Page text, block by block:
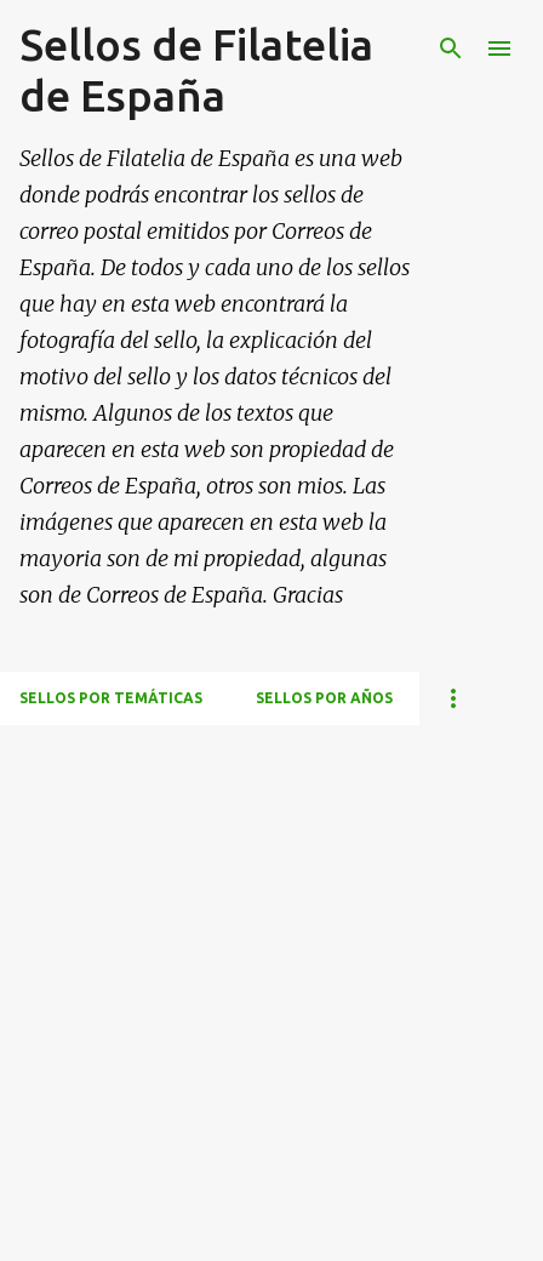
Ir al contenido principal
Sellos de Filatelia
de España
Sellos de Filatelia de España es una web
donde podrás encontrar los sellos de
correo postal emitidos por Correos de
España. De todos y cada uno de los sellos
que hay en esta web encontrará la
fotografía del sello, la explicación del
motivo del sello y los datos técnicos del
mismo. Algunos de los textos que
aparecen en esta web son propiedad de
Correos de España, otros son mios. Las
imágenes que aparecen en esta web la
mayoria son de mi propiedad, algunas
son de Correos de España. Gracias
SELLOS POR TEMÁTICAS SELLOS POR AÑOS